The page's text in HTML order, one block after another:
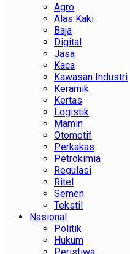
Agro
Alas Kaki
Baja
Digital
Jasa
Kaca
Kawasan Industri
Keramik
Kertas
Logistik
Mamin
Otomotif
Perkakas
Petrokimia
Regulasi
Ritel
Semen
Tekstil
Nasional
Politik
Hukum